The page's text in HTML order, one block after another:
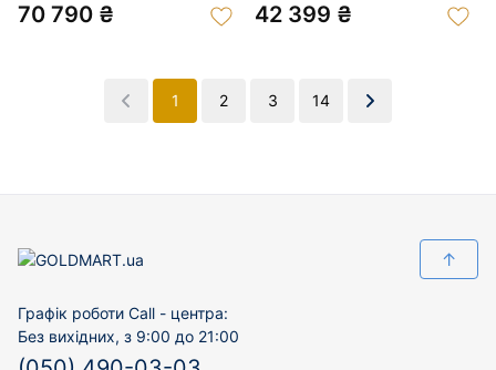
70 790 ₴ 42 399 ₴
1 2 3 14
↑
Графік роботи Call - центра:
Без вихідних, з 9:00 до 21:00